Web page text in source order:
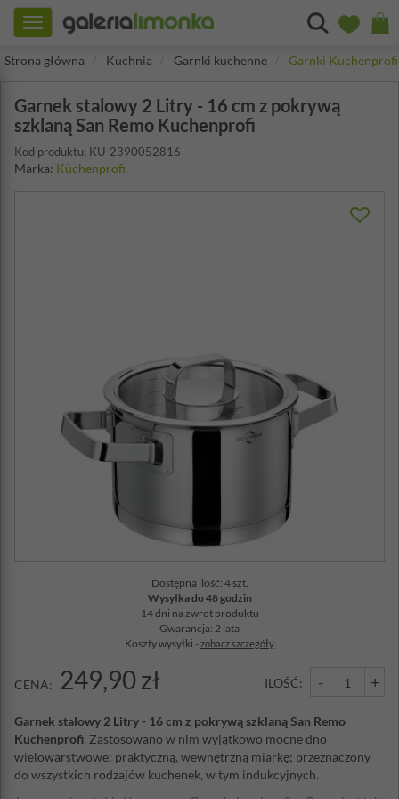
Toggle
navigation
Strona główna
Kuchnia Garnki kuchenne Garnki Kuchenprofi
Garnek stalowy 2 Litry - 16 cm z pokrywą
szklaną San Remo Kuchenprofi
Kod produktu: KU-2390052816
Marka: Küchenprofi
Dostępna ilość: 4 szt.
Wysyłka do 48 godzin
14 dni na zwrot produktu
Gwarancja: 2 lata
Koszty wysyłki -zobacz szczegóły
CENA: 249,90 zł ILOŚĆ: - +
Garnek stalowy 2 Litry - 16 cm z pokrywą szklaną San Remo
Kuchenprofi. Zastosowano w nim wyjątkowo mocne dno
wielowarstwowe; praktyczną, wewnętrzną miarkę; przeznaczony
do wszystkich rodzajów kuchenek, w tym indukcyjnych.